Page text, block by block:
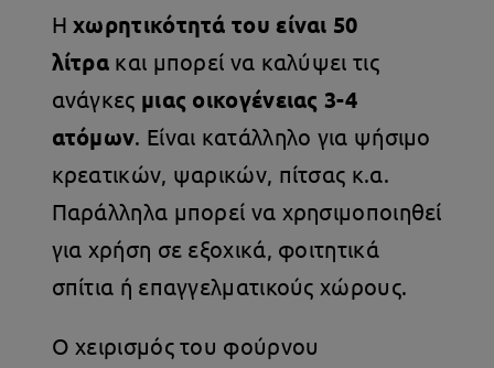
Ηχωρητικότητά του είναι 50
λίτρα και μπορεί να καλύψει τις
ανάγκες μιας οικογένειας 3-4
ατόμων. Είναι κατάλληλο για ψήσιμο
κρεατικών, ψαρικών, πίτσας κ.α.
Παράλληλα μπορεί να χρησιμοποιηθεί
για χρήση σε εξοχικά, φοιτητικά
σπίτια ή επαγγελματικούς χώρους.
Ο χειρισμός του φούρνου